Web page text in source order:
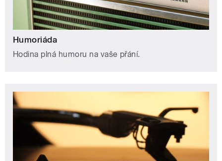
Humoriáda
Hodina plná humoru na vaše přání.